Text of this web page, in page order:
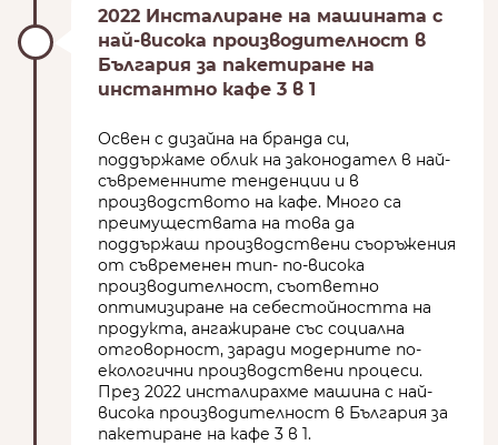
2022 Инсталиране на машината с
най-висока производителност в
България за пакетиране на
инстантно кафе 3 в 1
Освен с дизайна на бранда си,
поддържаме облик на законодател в най-
съвременните тенденции и в
производството на кафе. Много са
преимуществата на това да
поддържаш производствени съоръжения
от съвременен тип- по-висока
производителност, съответно
оптимизиране на себестойността на
продукта, ангажиране със социална
отговорност, заради модерните по-
екологични производствени процеси.
През 2022 инсталирахме машина с най-
висока производителност в България за
пакетиране на кафе 3 в 1.